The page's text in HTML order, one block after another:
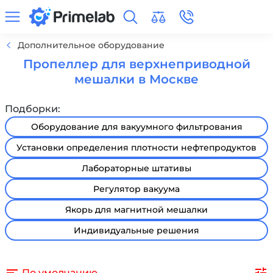
Дополнительное оборудование
Пропеллер для верхнеприводной
мешалки в Москве
Подборки:
Оборудование для вакуумного фильтрования
Установки определения плотности нефтепродуктов
Лабораторные штативы
Регулятор вакуума
Якорь для магнитной мешалки
Индивидуальные решения